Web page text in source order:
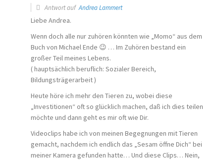
Antwort aufAndrea Lammert
Liebe Andrea.
Wenn doch alle nur zuhören könnten wie „Momo“ aus dem
Buch von Michael Ende 😉 … Im Zuhören bestand ein
großer Teil meines Lebens.
( hauptsächlich beruflich: Sozialer Bereich,
Bildungsträgerarbeit )
Heute höre ich mehr den Tieren zu, wobei diese
„Investitionen“ oft so glücklich machen, daß ich dies teilen
möchte und dann geht es mir oft wie Dir.
Videoclips habe ich von meinen Begegnungen mit Tieren
gemacht, nachdem ich endlich das „Sesam öffne Dich“ bei
meiner Kamera gefunden hatte… Und diese Clips… Nein,